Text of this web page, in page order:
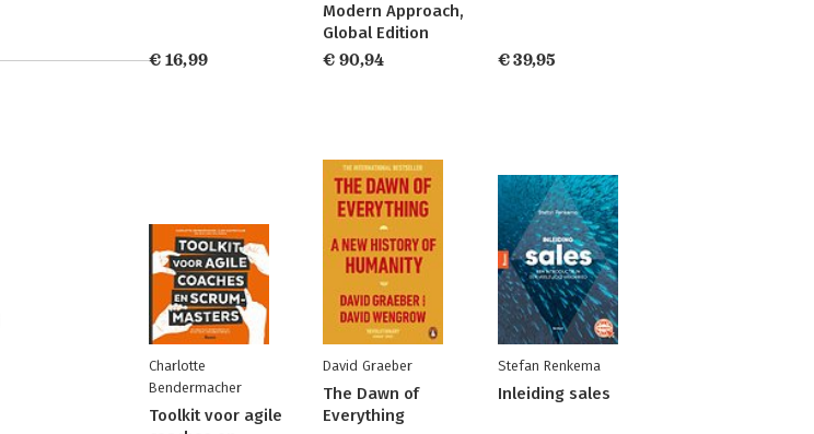
€ 16,99
Modern Approach,
Global Edition
€ 90,94
€ 39,95
Charlotte
Bendermacher
Toolkit voor agile
David Graeber
The Dawn of
Everything
Stefan Renkema
Inleiding sales